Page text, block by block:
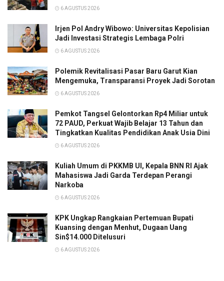
6 AGUSTUS 2026
Irjen Pol Andry Wibowo: Universitas Kepolisian
Jadi Investasi Strategis Lembaga Polri
6 AGUSTUS 2026
Polemik Revitalisasi Pasar Baru Garut Kian
Mengemuka, Transparansi Proyek Jadi Sorotan
6 AGUSTUS 2026
Pemkot Tangsel Gelontorkan Rp4 Miliar untuk
72 PAUD, Perkuat Wajib Belajar 13 Tahun dan
Tingkatkan Kualitas Pendidikan Anak Usia Dini
6 AGUSTUS 2026
Kuliah Umum di PKKMB UI, Kepala BNN RI Ajak
Mahasiswa Jadi Garda Terdepan Perangi
Narkoba
6 AGUSTUS 2026
KPK Ungkap Rangkaian Pertemuan Bupati
Kuansing dengan Menhut, Dugaan Uang
Sin$14.000 Ditelusuri
6 AGUSTUS 2026